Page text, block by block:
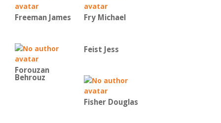
Freeman James Fry Michael
Forouzan
Behrouz
Feist Jess
Fisher Douglas